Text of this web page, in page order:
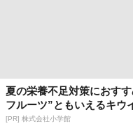
夏の栄養不足対策におす
フルーツ”ともいえるキウ
ウイ」
[PR] 株式会社小学館